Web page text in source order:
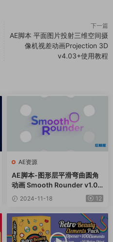
下一篇
AE脚本 平面图片投射三维空间摄
像机视差动画Projection 3D
v4.03+使用教程
AE资源
AE脚本-图形层平滑弯曲圆角
动画 Smooth Rounder v1.07
+使用教程
2024-11-18 12